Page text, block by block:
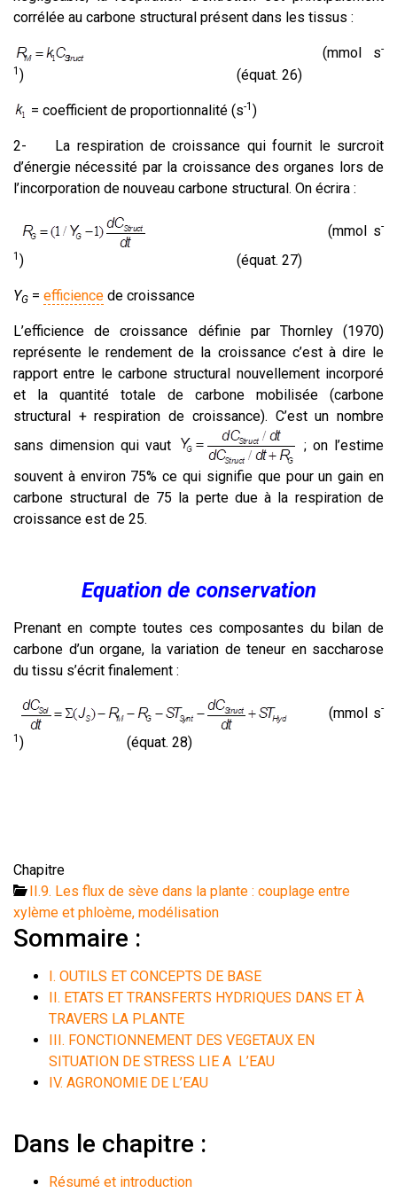
corrélée au carbone structural présent dans les tissus :
(mmol s-
1 ) (équat. 26)
= coefficient de proportionnalité (s-1 )
2-
La respiration de croissance qui fournit le surcroit
d’énergie nécessité par la croissance des organes lors de
l’incorporation de nouveau carbone structural. On écrira :
(mmol s-
1 ) (équat. 27)
YG = efficience de croissance
L’efficience de croissance définie par Thornley (1970)
représente le rendement de la croissance c’est à dire le
rapport entre le carbone structural nouvellement incorporé
et la quantité totale de carbone mobilisée (carbone
structural + respiration de croissance). C’est un nombre
sans dimension qui vaut
; on l’estime
souvent à environ 75% ce qui signifie que pour un gain en
carbone structural de 75 la perte due à la respiration de
croissance est de 25.
Equation de conservation
Prenant en compte toutes ces composantes du bilan de
carbone d’un organe, la variation de teneur en saccharose
du tissu s’écrit finalement :
(mmol s-
1 ) (équat. 28)
Chapitre
II.9. Les flux de sève dans la plante : couplage entre
xylème et phloème, modélisation
Sommaire :
I. OUTILS ET CONCEPTS DE BASE
II. ETATS ET TRANSFERTS HYDRIQUES DANS ET À
TRAVERS LA PLANTE
III. FONCTIONNEMENT DES VEGETAUX EN
SITUATION DE STRESS LIE A L’EAU
IV. AGRONOMIE DE L’EAU
Dans le chapitre :
Résumé et introduction